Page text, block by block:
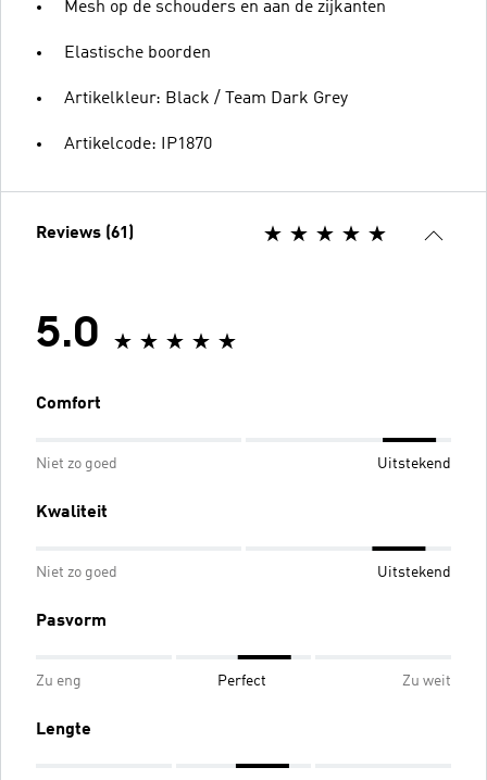
Mesh op de schouders en aan de zijkanten
Elastische boorden
Artikelkleur: Black / Team Dark Grey
Artikelcode: IP1870
Reviews (61)
5.0
Comfort
Niet zo goed Uitstekend
Kwaliteit
Niet zo goed Uitstekend
Pasvorm
Zu eng Perfect Zu weit
Lengte